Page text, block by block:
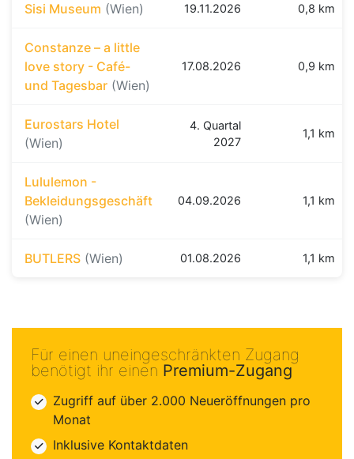
Sisi Museum (Wien) 19.11.2026 0,8 km
Constanze – a little
love story - Café-
und Tagesbar (Wien)
17.08.2026 0,9 km
Eurostars Hotel
(Wien)
4. Quartal
2027
1,1 km
Lululemon -
Bekleidungsgeschäft
(Wien)
04.09.2026 1,1 km
BUTLERS (Wien) 01.08.2026 1,1 km
Für einen uneingeschränkten Zugang
benötigt ihr einen Premium-Zugang
Zugriff auf über 2.000 Neueröffnungen pro
Monat
Inklusive Kontaktdaten